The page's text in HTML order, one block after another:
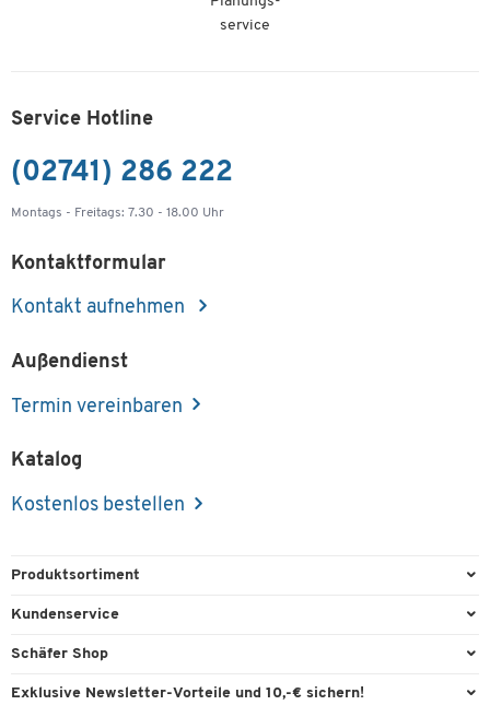
service
Service Hotline
(02741) 286 222
Montags - Freitags: 7.30 - 18.00 Uhr
Kontaktformular
Kontakt aufnehmen
Außendienst
Termin vereinbaren
Katalog
Kostenlos bestellen
Produktsortiment
Büroausstattung
Kundenservice
Direktbestellung
Schäfer Shop
Services & Leistungen
Exklusive Newsletter-Vorteile und 10,-€ sichern!